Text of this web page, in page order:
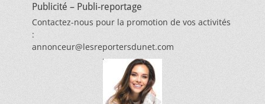
Publicité – Publi-reportage
Contactez-nous pour la promotion de vos activités
:
annonceur@lesreportersdunet.com